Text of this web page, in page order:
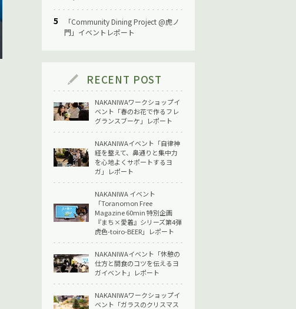
「Community Dining Project @虎ノ
門」イベントレポート
RECENT POST
NAKANIWAワークショップイ
ベント「春のお花で作るフレ
グランスブーケ」レポート
NAKANIWAイベント「自律神
経を整えて、鼻通りと集中力
を心地よくサポートするヨ
ガ」レポート
NAKANIWA イベント
「Toranomon Free
Magazine 60min 特別企画
『まち×愛着』シリーズ第4弾
虎色-toiro-BEER」レポート
NAKANIWAイベント「休憩の
仕方と間食のコツを伝えるヨ
ガイベント」レポート
NAKANIWAワークショップイ
ベント「ガラスのクリスマス